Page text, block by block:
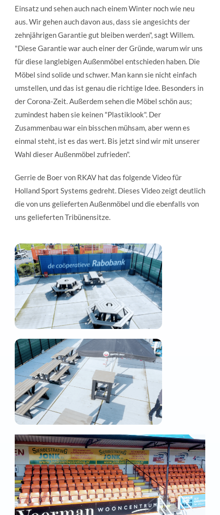
Einsatz und sehen auch nach einem Winter noch wie neu
aus. Wir gehen auch davon aus, dass sie angesichts der
zehnjährigen Garantie gut bleiben werden", sagt Willem.
"Diese Garantie war auch einer der Gründe, warum wir uns
für diese langlebigen Außenmöbel entschieden haben. Die
Möbel sind solide und schwer. Man kann sie nicht einfach
umstellen, und das ist genau die richtige Idee. Besonders in
der Corona-Zeit. Außerdem sehen die Möbel schön aus;
zumindest haben sie keinen "Plastiklook". Der
Zusammenbau war ein bisschen mühsam, aber wenn es
einmal steht, ist es das wert. Bis jetzt sind wir mit unserer
Wahl dieser Außenmöbel zufrieden".
Gerrie de Boer von RKAV hat das folgende Video für
Holland Sport Systems gedreht. Dieses Video zeigt deutlich
die von uns gelieferten Außenmöbel und die ebenfalls von
uns gelieferten Tribünensitze.